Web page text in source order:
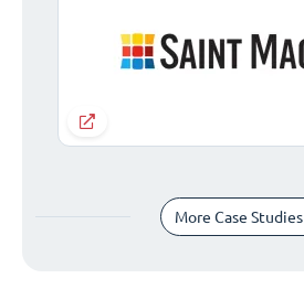
More Case Studies